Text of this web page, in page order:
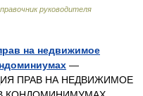
руководителя
на недвижимое
—
ПРАВ НА НЕДВИЖИМОЕ